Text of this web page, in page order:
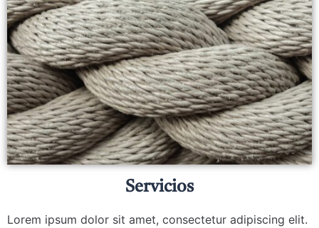
Servicios
Lorem ipsum dolor sit amet, consectetur adipiscing elit.